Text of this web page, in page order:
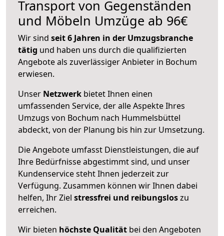
Transport von Gegenständen
und Möbeln Umzüge ab 96€
Wir sind seit 6 Jahren in der Umzugsbranche
tätig und haben uns durch die qualifizierten
Angebote als zuverlässiger Anbieter in Bochum
erwiesen.
Unser Netzwerk bietet Ihnen einen
umfassenden Service, der alle Aspekte Ihres
Umzugs von Bochum nach Hummelsbüttel
abdeckt, von der Planung bis hin zur Umsetzung.
Die Angebote umfasst Dienstleistungen, die auf
Ihre Bedürfnisse abgestimmt sind, und unser
Kundenservice steht Ihnen jederzeit zur
Verfügung. Zusammen können wir Ihnen dabei
helfen, Ihr Ziel stressfrei und reibungsloszu
erreichen.
Wir bieten höchste Qualität bei den Angeboten